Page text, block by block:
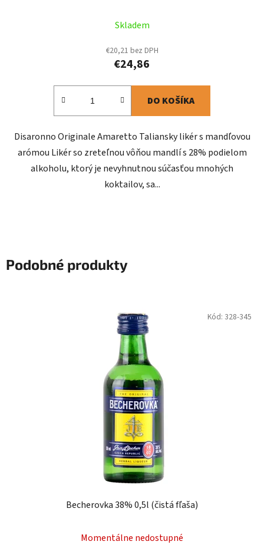
Skladem
€20,21 bez DPH
€24,86
DO KOŠÍKA
Disaronno Originale Amaretto Taliansky likér s mandľovou
arómou Likér so zreteľnou vôňou mandlí s 28% podielom
alkoholu, ktorý je nevyhnutnou súčasťou mnohých
koktailov, sa...
Podobné produkty
Becherovka 38% 0,5l (čistá fľaša)
Momentálne nedostupné
Kód: 328-345